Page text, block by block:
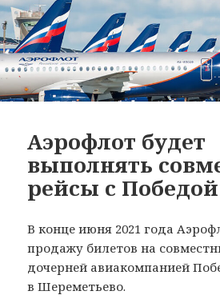
Аэрофлот будет
выполнять
рейсы с Победой
В конце июня 2021 года
продажу билетов на
дочерней авиакомпанией
в Шереметьево.